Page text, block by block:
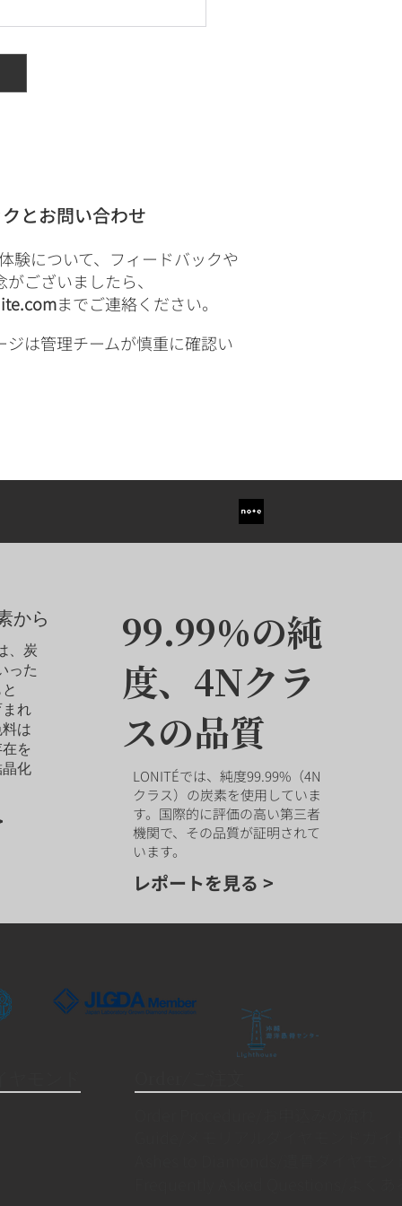
とお問い合わせ
験について、フィードバックや
ございましたら、
までご連絡ください。
ジは管理チームが慎重に確認い
から
、炭
った
れ
は
を
化
99.99%の純
度、4Nクラ
スの品質
LONITÉでは、純度99.99%（4N
クラス）の炭素を使用していま
す。国際的に評価の高い第三者
機関で、その品質が証明されて
います。
レポートを見る >